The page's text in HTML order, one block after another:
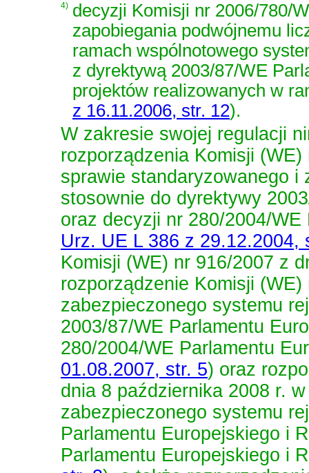
4) decyzji Komisji nr 2006/780/
zapobiegania podwójnemu
ramach wspólnotowego
z dyrektywą 2003/87/WE
projektów realizowanych w
z 16.11.2006, str. 12).
W zakresie swojej regulacji
rozporządzenia Komisji
sprawie standaryzowanego i
stosownie do dyrektywy
oraz decyzji nr 280/2004/
Urz. UE L 386 z 29.12.2004,
Komisji (WE) nr 916/2007 z
rozporządzenie Komisji
zabezpieczonego systemu
2003/87/WE Parlamentu
280/2004/WE Parlamentu
01.08.2007, str. 5) oraz
dnia 8 października 2008 r.
zabezpieczonego systemu
Parlamentu Europejskiego i
Parlamentu Europejskiego i